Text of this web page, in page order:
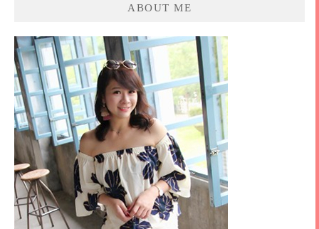
ABOUT ME